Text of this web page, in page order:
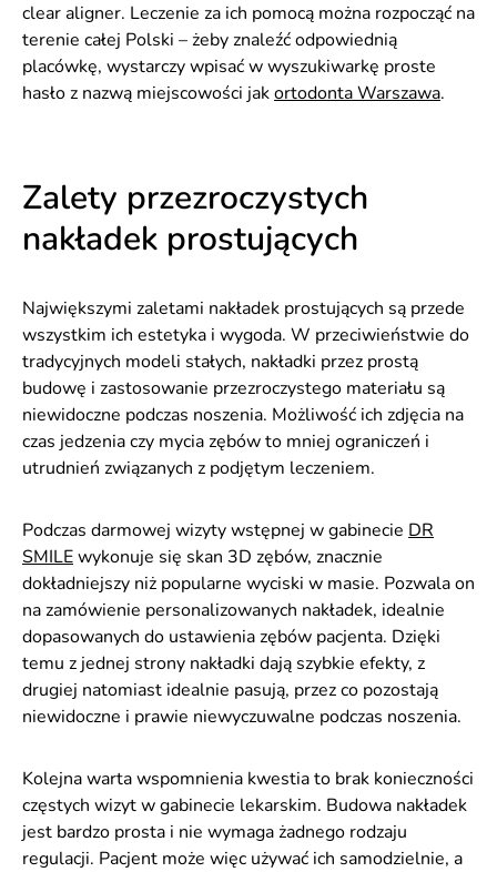
clear aligner. Leczenie za ich pomocą można rozpocząć na
terenie całej Polski – żeby znaleźć odpowiednią
placówkę, wystarczy wpisać w wyszukiwarkę proste
hasło z nazwą miejscowości jakortodonta Warszawa.
Zalety przezroczystych
nakładek prostujących
Największymi zaletami nakładek prostujących są przede
wszystkim ich estetyka i wygoda. W przeciwieństwie do
tradycyjnych modeli stałych, nakładki przez prostą
budowę i zastosowanie przezroczystego materiału są
niewidoczne podczas noszenia. Możliwość ich zdjęcia na
czas jedzenia czy mycia zębów to mniej ograniczeń i
utrudnień związanych z podjętym leczeniem.
Podczas darmowej wizyty wstępnej w gabinecie DR
SMILEwykonuje się skan 3D zębów, znacznie
dokładniejszy niż popularne wyciski w masie. Pozwala on
na zamówienie personalizowanych nakładek, idealnie
dopasowanych do ustawienia zębów pacjenta. Dzięki
temu z jednej strony nakładki dają szybkie efekty, z
drugiej natomiast idealnie pasują, przez co pozostają
niewidoczne i prawie niewyczuwalne podczas noszenia.
Kolejna warta wspomnienia kwestia to brak konieczności
częstych wizyt w gabinecie lekarskim. Budowa nakładek
jest bardzo prosta i nie wymaga żadnego rodzaju
regulacji. Pacjent może więc używać ich samodzielnie, a